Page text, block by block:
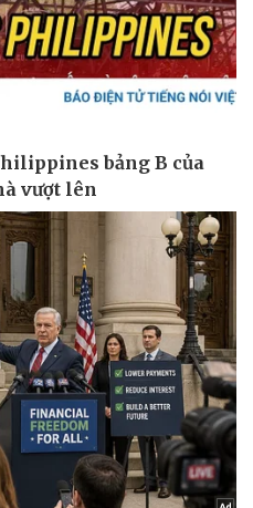
Thị trường
Giá vàng